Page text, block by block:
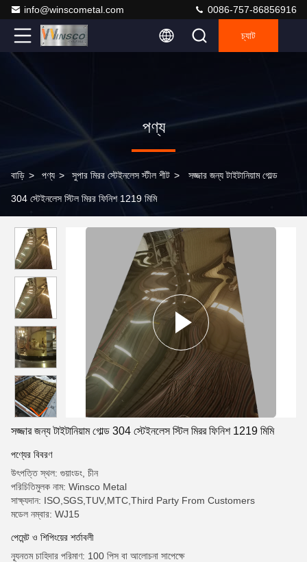
info@winscometal.com 0086-757-86856916
চ্যাট
পণ্য
বাড়ি > পণ্য > সুপার মিরর স্টেইনলেস স্টীল শীট > সজ্জার জন্য টাইটানিয়াম গোল্ড
304 স্টেইনলেস স্টিল মিরর ফিনিশ 1219 মিমি
সজ্জার জন্য টাইটানিয়াম গোল্ড 304 স্টেইনলেস স্টিল মিরর ফিনিশ 1219 মিমি
পণ্যের বিবরণ
উৎপত্তি স্থল: গুয়াংডং, চীন
পরিচিতিমুলক নাম: Winsco Metal
সাক্ষ্যদান: ISO,SGS,TUV,MTC,Third Party From Customers
মডেল নম্বার: WJ15
পেমেন্ট ও শিপিংয়ের শর্তাবলী
ন্যূনতম চাহিদার পরিমাণ: 100 পিস বা আলোচনা সাপেক্ষে